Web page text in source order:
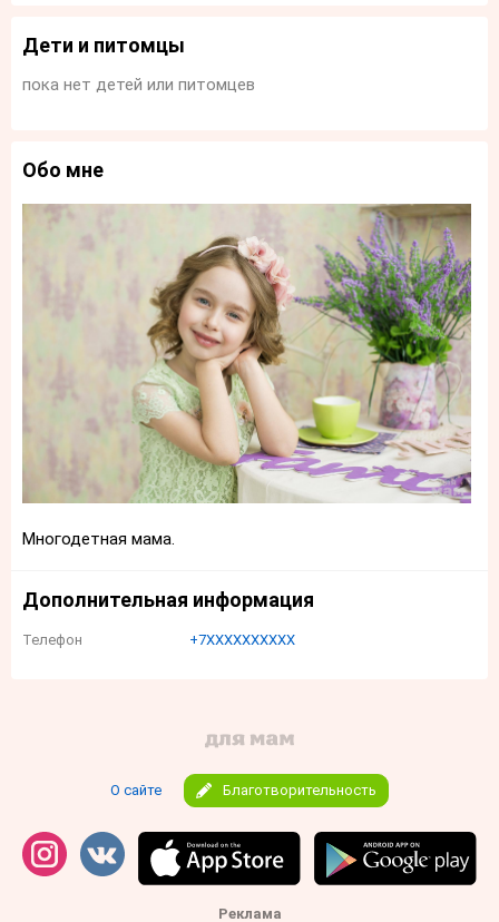
Дети и питомцы
пока нет детей или питомцев
Обо мне
Многодетная мама.
Дополнительная информация
Телефон +7XXXXXXXXXX
О сайте Благотворительность
Реклама